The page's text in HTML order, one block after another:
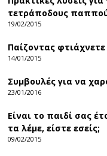
τετράποδους
19/02/2015
Παίζοντας
14/01/2015
Συμβουλές για να
23/01/2016
Είναι το παιδί σας
τα λέμε, είστε εσείς;
09/02/2015